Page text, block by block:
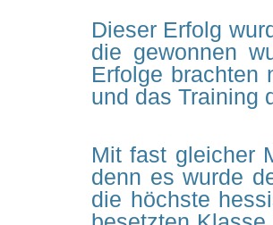
Dieser Erfolg
die gewonnen
Erfolge brachten
und das Training
Mit fast gleicher
denn es wurde
die höchste